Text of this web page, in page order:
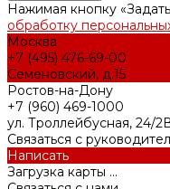
Нажимая кнопку
обработку
Москва
+7 (495) 476-69-00
Семеновский, д.15
Ростов-на-Дону
+7 (960) 469-1000
ул. Троллейбусная, 24/
Связаться с
Написать
Загрузка карты ...